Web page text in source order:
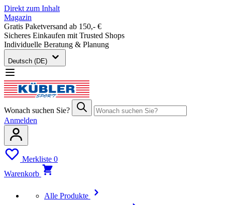
Direkt zum Inhalt
Magazin
Gratis Paketversand ab 150,- €
Sicheres Einkaufen mit Trusted Shops
Individuelle Beratung & Planung
Deutsch (DE)
Wonach suchen Sie?
Anmelden
Merkliste 0
Warenkorb
Alle Produkte